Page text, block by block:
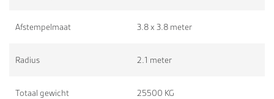
Afstempelmaat 3.8 x 3.8 meter
Radius 2.1 meter
Totaal gewicht 25500 KG